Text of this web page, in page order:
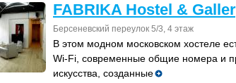
FABRIKA Hostel &
Берсеневский переулок 5/3, 4 этаж
В этом модном московском хостеле
Wi-Fi, современные общие номера и
искусства, созданные